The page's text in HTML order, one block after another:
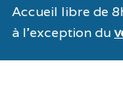
Accueil libre de
à l’exception du